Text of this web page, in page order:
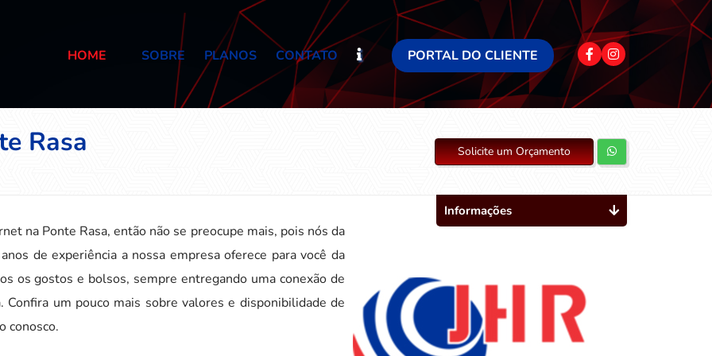
HOME SOBRE PLANOS CONTATO PORTAL DO CLIENTE
Rasa Solicite um Orçamento
na Ponte Rasa, então não se preocupe mais, pois nós da
de experiência a nossa empresa oferece para você da
os gostos e bolsos, sempre entregando uma conexão de
um pouco mais sobre valores e disponibilidade de
conosco.
Informações